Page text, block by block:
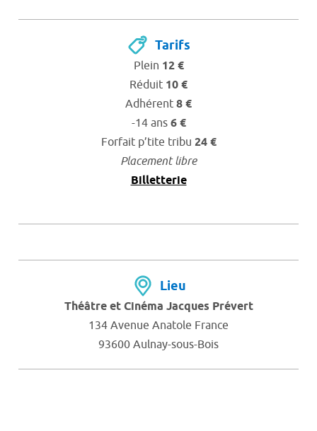
Tarifs
Plein 12 €
Réduit 10 €
Adhérent 8 €
-14 ans 6 €
Forfait p’tite tribu 24 €
Placement libre
Billetterie
Lieu
Théâtre et Cinéma Jacques Prévert
134 Avenue Anatole France
93600 Aulnay-sous-Bois